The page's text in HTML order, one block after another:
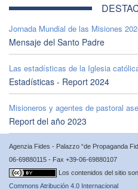
Jornada Mundial de las Misiones
Mensaje del Santo Padre
Las estadísticas de la Iglesia
Estadísticas - Report 2024
Misioneros y agentes de pastoral
Report del año 2023
Agenzia Fides - Palazzo “de Propaganda
06-69880115 - Fax +39-06-69880107
Los contenidos del sitio
Commons Atribución 4.0 Internacional